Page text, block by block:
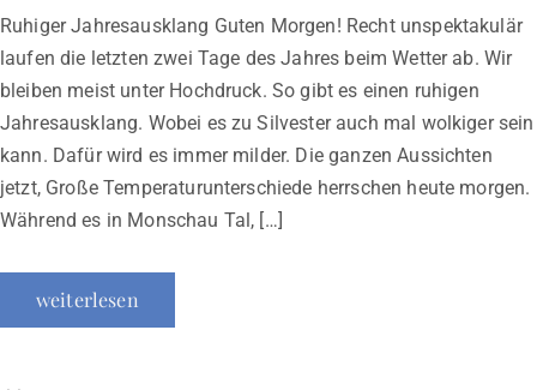
Ruhiger Jahresausklang Guten Morgen! Recht unspektakulär
laufen die letzten zwei Tage des Jahres beim Wetter ab. Wir
bleiben meist unter Hochdruck. So gibt es einen ruhigen
Jahresausklang. Wobei es zu Silvester auch mal wolkiger sein
kann. Dafür wird es immer milder. Die ganzen Aussichten
jetzt, Große Temperaturunterschiede herrschen heute morgen.
Während es in Monschau Tal, […]
weiterlesen